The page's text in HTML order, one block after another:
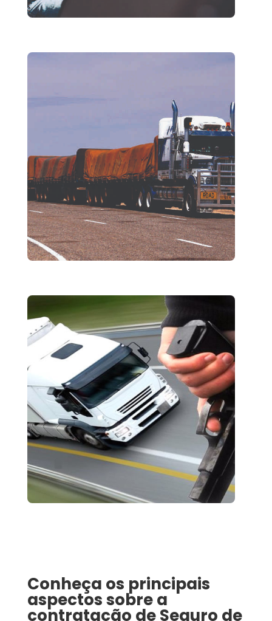
Conheça os principais
aspectos sobre a
contratação deSeguro de